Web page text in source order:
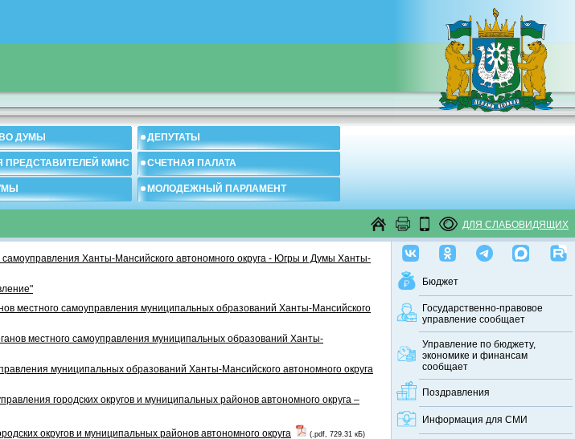
ДУМЫ ДЕПУТАТЫ
ПРЕДСТАВИТЕЛЕЙ КМНС СЧЕТНАЯ ПАЛАТА
МОЛОДЕЖНЫЙ ПАРЛАМЕНТ
ДЛЯ СЛАБОВИДЯЩИХ
Бюджет
Государственно-правовое
управление сообщает
Управление по бюджету,
экономике и финансам
сообщает
Поздравления
Информация для СМИ
Ханты-Мансийского автономного округа - Югры и Думы Ханты-
местного самоуправления муниципальных образований Ханты-Мансийского
местного самоуправления муниципальных образований Ханты-
муниципальных образований Ханты-Мансийского автономного округа
городских округов и муниципальных районов автономного округа –
округов и муниципальных районов автономного округа
(.pdf, 729.31 кБ)